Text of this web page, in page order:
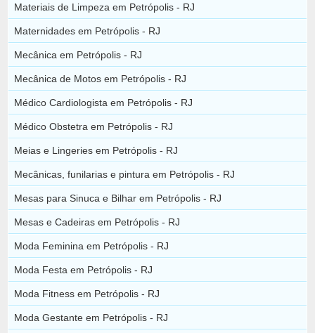
Materiais de Limpeza em Petrópolis - RJ
Maternidades em Petrópolis - RJ
Mecânica em Petrópolis - RJ
Mecânica de Motos em Petrópolis - RJ
Médico Cardiologista em Petrópolis - RJ
Médico Obstetra em Petrópolis - RJ
Meias e Lingeries em Petrópolis - RJ
Mecânicas, funilarias e pintura em Petrópolis - RJ
Mesas para Sinuca e Bilhar em Petrópolis - RJ
Mesas e Cadeiras em Petrópolis - RJ
Moda Feminina em Petrópolis - RJ
Moda Festa em Petrópolis - RJ
Moda Fitness em Petrópolis - RJ
Moda Gestante em Petrópolis - RJ